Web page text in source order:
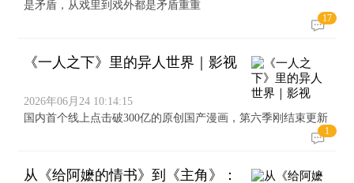
是矛盾，从戏里到戏外都是矛盾重重
17
《一人之下》里的异人世界｜影视
2026年06月24 10:14:15
国内首个线上点击破300亿的原创国产漫画，第六季刚结束更新
1
从《给阿嬷的情书》到《主角》：